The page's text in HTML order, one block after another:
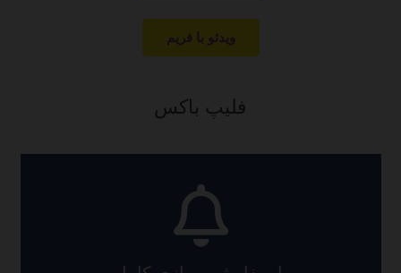
ویدئو با فریم
فلیپ باکس
۱۳۹۳ توسط دو نفر از توسعه دهندگان ارشد